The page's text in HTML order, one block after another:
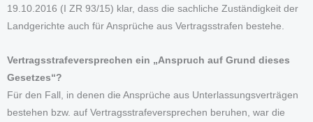
19.10.2016 (I ZR 93/15) klar, dass die sachliche Zuständigkeit der
Landgerichte auch für Ansprüche aus Vertragsstrafen bestehe.
Vertragsstrafeversprechen ein „Anspruch auf Grund dieses
Gesetzes“?
Für den Fall, in denen die Ansprüche aus Unterlassungsverträgen
bestehen bzw. auf Vertragsstrafeversprechen beruhen, war die